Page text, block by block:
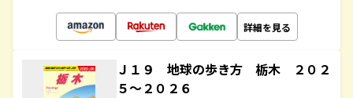
詳細を見る
Ｊ１９ 地球の歩き方 栃木 ２０２
５～２０２６